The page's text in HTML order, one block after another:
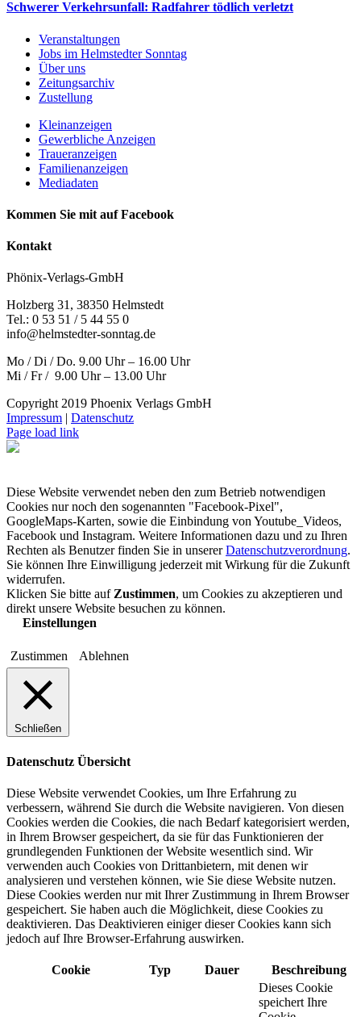
Schwerer Verkehrsunfall: Radfahrer tödlich verletzt
Veranstaltungen
Jobs im Helmstedter Sonntag
Über uns
Zeitungsarchiv
Zustellung
Kleinanzeigen
Gewerbliche Anzeigen
Traueranzeigen
Familienanzeigen
Mediadaten
Kommen Sie mit auf Facebook
Kontakt
Phönix-Verlags-GmbH
Holzberg 31, 38350 Helmstedt
Tel.: 0 53 51 / 5 44 55 0
info@helmstedter-sonntag.de
Mo / Di / Do. 9.00 Uhr – 16.00 Uhr
Mi / Fr / 9.00 Uhr – 13.00 Uhr
Copyright 2019 Phoenix Verlags GmbH
Impressum | Datenschutz
Page load link
Diese Website verwendet neben den zum Betrieb notwendigen
Cookies nur noch den sogenannten "Facebook-Pixel",
GoogleMaps-Karten, sowie die Einbindung von Youtube_Videos,
Facebook und Instagram. Weitere Informationen dazu und zu Ihren
Rechten als Benutzer finden Sie in unsererDatenschutzverordnung.
Sie können Ihre Einwilligung jederzeit mit Wirkung für die Zukunft
widerrufen.
Klicken Sie bitte aufZustimmen, um Cookies zu akzeptieren und
direkt unsere Website besuchen zu können.
Einstellungen
Zustimmen Ablehnen
Schließen
Datenschutz Übersicht
Diese Website verwendet Cookies, um Ihre Erfahrung zu
verbessern, während Sie durch die Website navigieren. Von diesen
Cookies werden die Cookies, die nach Bedarf kategorisiert werden,
in Ihrem Browser gespeichert, da sie für das Funktionieren der
grundlegenden Funktionen der Website wesentlich sind. Wir
verwenden auch Cookies von Drittanbietern, mit denen wir
analysieren und verstehen können, wie Sie diese Website nutzen.
Diese Cookies werden nur mit Ihrer Zustimmung in Ihrem Browser
gespeichert. Sie haben auch die Möglichkeit, diese Cookies zu
deaktivieren. Das Deaktivieren einiger dieser Cookies kann sich
jedoch auf Ihre Browser-Erfahrung auswirken.
Cookie Typ Dauer Beschreibung
Dieses Cookie
speichert Ihre